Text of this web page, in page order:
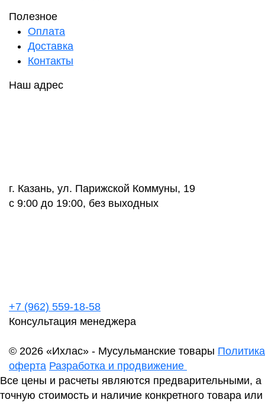
Полезное
Оплата
Доставка
Контакты
Наш адрес
г. Казань, ул. Парижской Коммуны, 19
с 9:00 до 19:00, без выходных
+7 (962) 559-18-58
Консультация менеджера
© 2026 «Ихлас» - Мусульманские товары
оферта Разработка и продвижение
Все цены и расчеты являются предварительными, а
точную стоимость и наличие конкретного товара или